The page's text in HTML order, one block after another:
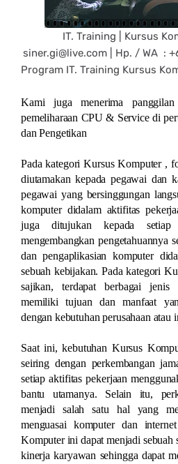
IT. Training | Kursus
siner.gi@live.com | Hp. / WA :
Program IT. Training Kursus
Kami juga menerima
pemeliharaan CPU & Service di
dan Pengetikan
Pada kategori Kursus Komputer ,
diutamakan kepada pegawai dan
pegawai yang bersinggungan
komputer didalam aktifitas
juga ditujukan kepada
mengembangkan pengetahuannya
dan pengaplikasian komputer
sebuah kebijakan. Pada kategori
sajikan, terdapat berbagai
memiliki tujuan dan manfaat
dengan kebutuhan perusahaan atau
Saat ini, kebutuhan Kursus
seiring dengan perkembangan
setiap aktifitas pekerjaan
bantu utamanya. Selain itu,
menjadi salah satu hal yang
menguasai komputer dan
Komputer ini dapat menjadi sebuah
kinerja karyawan sehingga dapat